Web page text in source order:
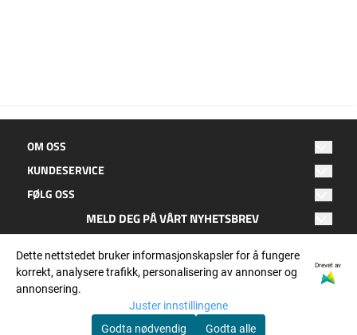
OM OSS
Oktan Fritid
Hagebyen 2
8050 Tverlandet
Bodø
Epost: post@oktanfritid.no
Telefon: 755 25 900
orgnr: 932 540 266
KUNDESERVICE
Salgsbetingelser
Kontakt oss
Personvern
OKTAN nytt
FØLG OSS
Instagram
MELD DEG PÅ VÅRT NYHETSBREV
E-post
ABBONER
Dette nettstedet bruker informasjonskapsler for å fungere
korrekt, analysere trafikk, personalisering av annonser og
annonsering.
Drevet av
Juster innstillingene
Godta nødvendig
Godta alle